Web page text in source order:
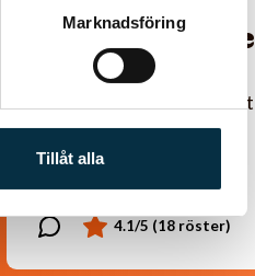
Marknadsföring
Tillåt alla
Turkisk köfte
En längtan till Turkisk mat